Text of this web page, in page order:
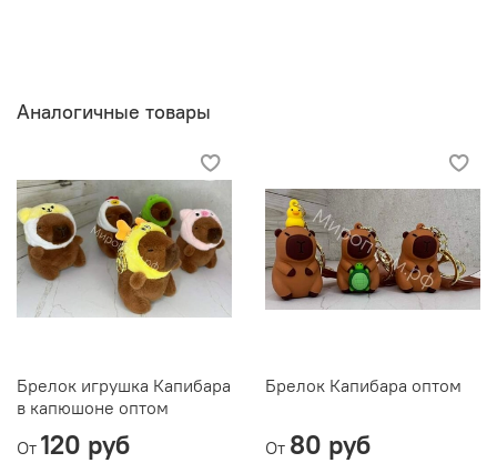
Аналогичные товары
Брелок игрушка Капибара
в капюшоне оптом
От 120 руб
Брелок Капибара оптом
От 80 руб